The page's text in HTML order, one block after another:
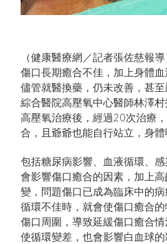
（健康醫療網／記者張佐慈報
傷口長期癒合不佳，加上身體
儘管就醫換藥，仍未改善，甚
綜合醫院高壓氧中心醫師林澤
高壓氧治療後，經過20次治療
合，且爺爺也能自行站立，身體
包括糖尿病影響、血液循環、
會影響傷口癒合的因素，加上
變，問題傷口已成為臨床中的
循環不佳時，就會使傷口癒合
傷口周圍，導致延緩傷口癒合
使循環變差，也會影響白血球的